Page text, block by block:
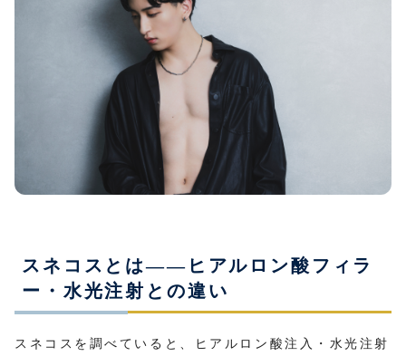
スネコスとは——ヒアルロン酸フィラ
ー・水光注射との違い
スネコスを調べていると、ヒアルロン酸注入・水光注射